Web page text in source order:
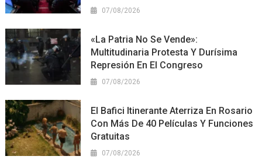
07/08/2026
«La Patria No Se Vende»:
Multitudinaria Protesta Y Durísima
Represión En El Congreso
07/08/2026
El Bafici Itinerante Aterriza En Rosario
Con Más De 40 Películas Y Funciones
Gratuitas
07/08/2026